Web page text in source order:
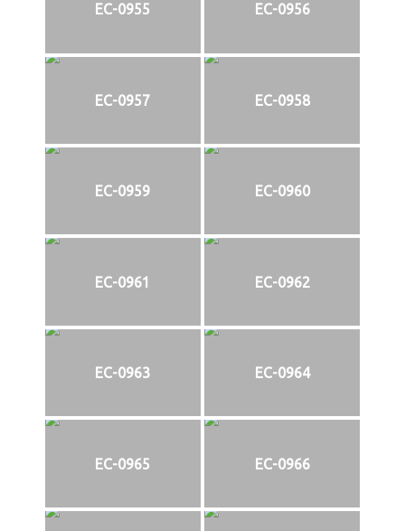
EC-0955 EC-0956
EC-0957 EC-0958
EC-0959 EC-0960
EC-0961 EC-0962
EC-0963 EC-0964
EC-0965 EC-0966